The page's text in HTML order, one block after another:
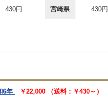
430円 宮崎県 430円
6年
￥22,000 （送料：￥430～）